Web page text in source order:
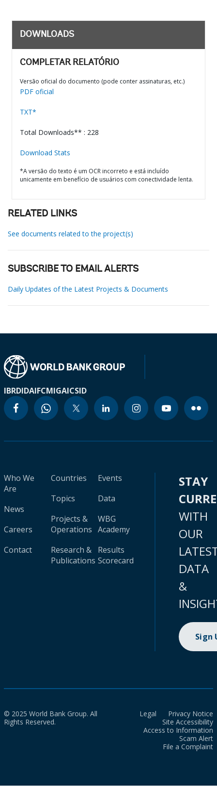
DOWNLOADS
COMPLETAR RELATÓRIO
Versão oficial do documento (pode conter assinaturas, etc.)
PDF oficial
TXT*
Total Downloads** : 228
Download Stats
*A versão do texto é um OCR incorreto e está incluído
unicamente em benefício de usuários com conectividade lenta.
RELATED LINKS
See documents related to the project(s)
SUBSCRIBE TO EMAIL ALERTS
Daily Updates of the Latest Projects & Documents
IBRDIDAIFCMIGAICSID
Who We
Are
News
Careers
Contact
Countries
Topics
Projects &
Operations
Research &
Publications
Events
Data
WBG
Academy
Results
Scorecard
STAY
WITH
OUR
DATA
&
Sign
© 2025 World Bank Group. All
Rights Reserved.
Legal
Privacy Notice
Site Accessibility
Access to Information
Scam Alert
File a Complaint